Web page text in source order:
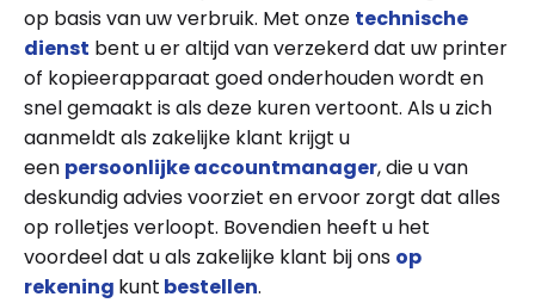
op basis van uw verbruik. Met onze technische
dienst bent u er altijd van verzekerd dat uw printer
of kopieerapparaat goed onderhouden wordt en
snel gemaakt is als deze kuren vertoont. Als u zich
aanmeldt als zakelijke klant krijgt u
een persoonlijke accountmanager, die u van
deskundig advies voorziet en ervoor zorgt dat alles
op rolletjes verloopt. Bovendien heeft u het
voordeel dat u als zakelijke klant bij ons op
rekening kunt bestellen.